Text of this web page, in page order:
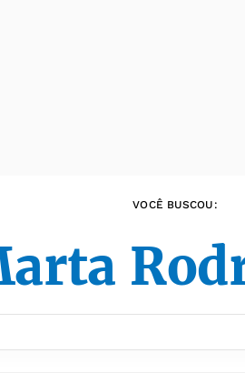
VOCÊ BUSCOU: